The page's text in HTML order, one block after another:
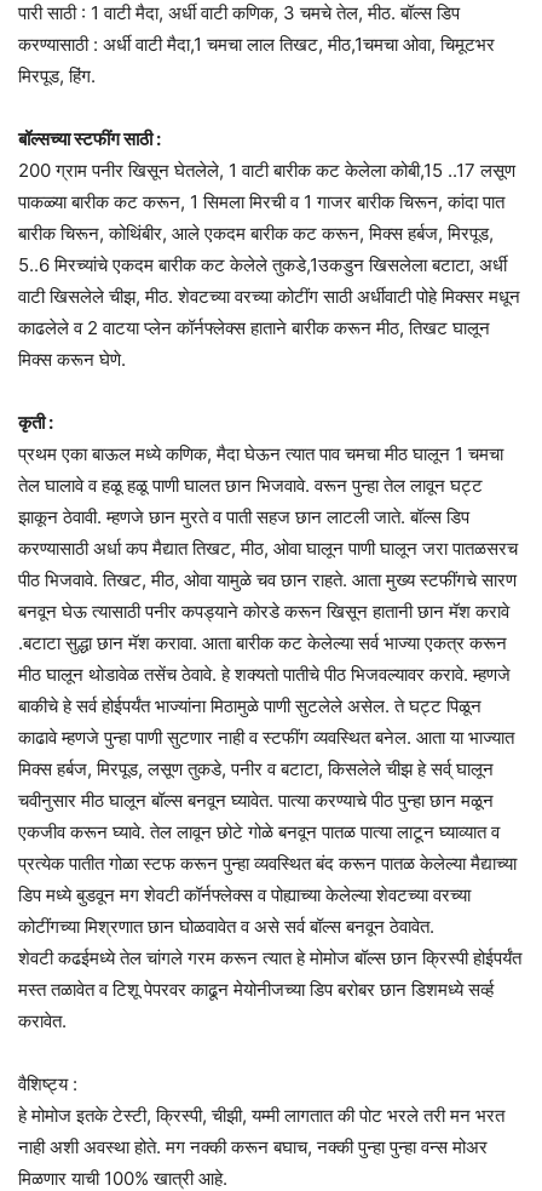
पारी साठी : 1 वाटी मैदा, अर्धी वाटी कणिक, 3 चमचे तेल, मीठ. बॉल्स डिप
करण्यासाठी : अर्धी वाटी मैदा,1 चमचा लाल तिखट, मीठ,1चमचा ओवा, चिमूटभर
मिरपूड, हिंग.
बॉल्सच्या स्टफींग साठी :
200 ग्राम पनीर खिसून घेतलेले, 1 वाटी बारीक कट केलेला कोबी,15 ..17 लसूण
पाकळ्या बारीक कट करून, 1 सिमला मिरची व 1 गाजर बारीक चिरून, कांदा पात
बारीक चिरून, कोथिंबीर, आले एकदम बारीक कट करून, मिक्स हर्बज, मिरपूड,
5..6 मिरच्यांचे एकदम बारीक कट केलेले तुकडे,1उकडुन खिसलेला बटाटा, अर्धी
वाटी खिसलेले चीझ, मीठ. शेवटच्या वरच्या कोटींग साठी अर्धीवाटी पोहे मिक्सर मधून
काढलेले व 2 वाटया प्लेन कॉर्नफ्लेक्स हाताने बारीक करून मीठ, तिखट घालून
मिक्स करून घेणे.
कृती :
प्रथम एका बाऊल मध्ये कणिक, मैदा घेऊन त्यात पाव चमचा मीठ घालून 1 चमचा
तेल घालावे व हळू हळू पाणी घालत छान भिजवावे. वरून पुन्हा तेल लावून घट्ट
झाकून ठेवावी. म्हणजे छान मुरते व पाती सहज छान लाटली जाते. बॉल्स डिप
करण्यासाठी अर्धा कप मैद्यात तिखट, मीठ, ओवा घालून पाणी घालून जरा पातळसरच
पीठ भिजवावे. तिखट, मीठ, ओवा यामुळे चव छान राहते. आता मुख्य स्टफींगचे सारण
बनवून घेऊ त्यासाठी पनीर कपड्याने कोरडे करून खिसून हातानी छान मॅश करावे
.बटाटा सुद्धा छान मॅश करावा. आता बारीक कट केलेल्या सर्व भाज्या एकत्र करून
मीठ घालून थोडावेळ तसेंच ठेवावे. हे शक्यतो पातीचे पीठ भिजवल्यावर करावे. म्हणजे
बाकीचे हे सर्व होईपर्यंत भाज्यांना मिठामुळे पाणी सुटलेले असेल. ते घट्ट पिळून
काढावे म्हणजे पुन्हा पाणी सुटणार नाही व स्टफींग व्यवस्थित बनेल. आता या भाज्यात
मिक्स हर्बज, मिरपूड, लसूण तुकडे, पनीर व बटाटा, किसलेले चीझ हे सर्व् घालून
चवीनुसार मीठ घालून बॉल्स बनवून घ्यावेत. पात्या करण्याचे पीठ पुन्हा छान मळून
एकजीव करून घ्यावे. तेल लावून छोटे गोळे बनवून पातळ पात्या लाटून घ्याव्यात व
प्रत्येक पातीत गोळा स्टफ करून पुन्हा व्यवस्थित बंद करून पातळ केलेल्या मैद्याच्या
डिप मध्ये बुडवून मग शेवटी कॉर्नफ्लेक्स व पोह्याच्या केलेल्या शेवटच्या वरच्या
कोटींगच्या मिश्रणात छान घोळवावेत व असे सर्व बॉल्स बनवून ठेवावेत.
शेवटी कढईमध्ये तेल चांगले गरम करून त्यात हे मोमोज बॉल्स छान क्रिस्पी होईपर्यंत
मस्त तळावेत व टिशू पेपरवर काढून मेयोनीजच्या डिप बरोबर छान डिशमध्ये सर्व्ह
करावेत.
वैशिष्ट्य :
हे मोमोज इतके टेस्टी, क्रिस्पी, चीझी, यम्मी लागतात की पोट भरले तरी मन भरत
नाही अशी अवस्था होते. मग नक्की करून बघाच, नक्की पुन्हा पुन्हा वन्स मोअर
मिळणार याची 100% खात्री आहे.